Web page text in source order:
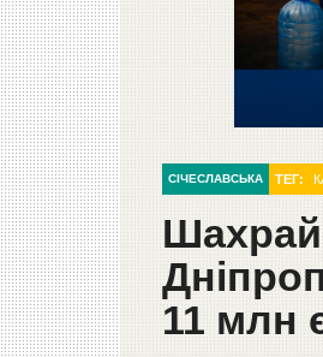
СІЧЕСЛАВСЬКА ТЕГ:
11 млн